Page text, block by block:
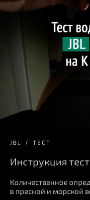
JBL ТЕСТ
Инструкция
Количественное
в пресной и морской